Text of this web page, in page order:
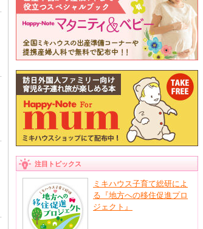
注目トピックス
ミキハウス子育て総研によ
る『地方への移住促進プロ
ジェクト』